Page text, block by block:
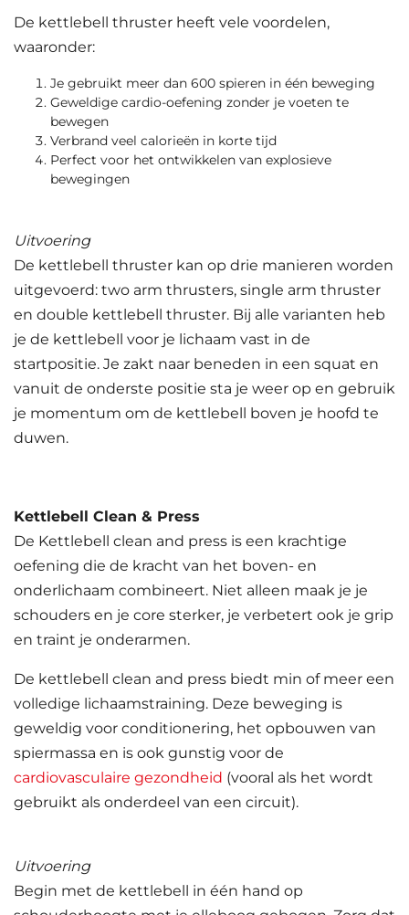
De kettlebell thruster heeft vele voordelen,
waaronder:
Je gebruikt meer dan 600 spieren in één beweging
Geweldige cardio-oefening zonder je voeten te
bewegen
Verbrand veel calorieën in korte tijd
Perfect voor het ontwikkelen van explosieve
bewegingen
Uitvoering
De kettlebell thruster kan op drie manieren worden
uitgevoerd: two arm thrusters, single arm thruster
en double kettlebell thruster. Bij alle varianten heb
je de kettlebell voor je lichaam vast in de
startpositie. Je zakt naar beneden in een squat en
vanuit de onderste positie sta je weer op en gebruik
je momentum om de kettlebell boven je hoofd te
duwen.
Kettlebell Clean & Press
De Kettlebell clean and press is een krachtige
oefening die de kracht van het boven- en
onderlichaam combineert. Niet alleen maak je je
schouders en je core sterker, je verbetert ook je grip
en traint je onderarmen.
De kettlebell clean and press biedt min of meer een
volledige lichaamstraining. Deze beweging is
geweldig voor conditionering, het opbouwen van
spiermassa en is ook gunstig voor de
cardiovasculaire gezondheid (vooral als het wordt
gebruikt als onderdeel van een circuit).
Uitvoering
Begin met de kettlebell in één hand op